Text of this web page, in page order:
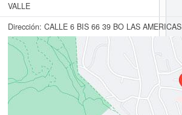
VALLE
Dirección: CALLE 6 BIS 66 39 BO LAS AMERICAS